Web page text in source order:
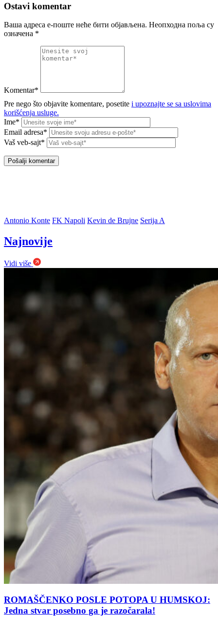
Ostavi komentar
Ваша адреса е-поште неће бити објављена. Неопходна поља су
означена *
Komentar*
Pre nego što objavite komentare, posetite i upoznajte se sa uslovima
korišćenja usluge.
Ime*
Email adresa*
Vaš veb-sajt*
Antonio Konte FK Napoli Kevin de Brujne Serija A
Najnovije
Vidi više
ROMAŠČENKO POSLE POTOPA U HUMSKOJ:
Jedna stvar posebno ga je razočarala!